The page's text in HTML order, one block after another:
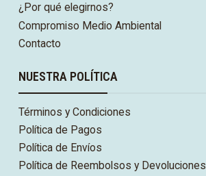
¿Por qué elegirnos?
Compromiso Medio Ambiental
Contacto
NUESTRA POLÍTICA
Términos y Condiciones
Política de Pagos
Política de Envíos
Política de Reembolsos y Devoluciones